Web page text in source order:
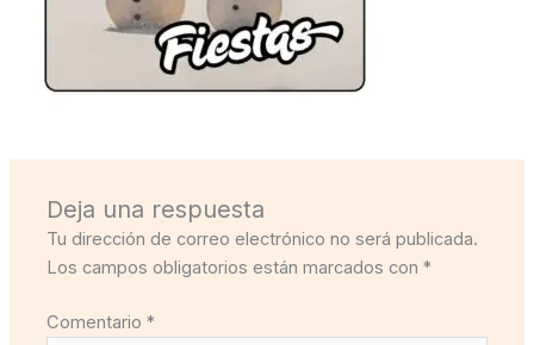
Deja una respuesta
Tu dirección de correo electrónico no será publicada.
Los campos obligatorios están marcados con*
Comentario*